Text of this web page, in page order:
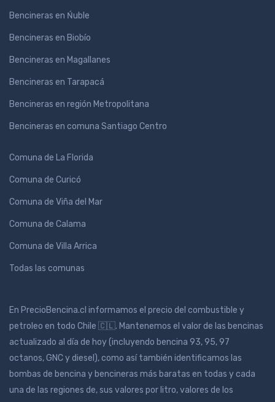
Bencineras en Ńuble
Bencineras en Biobío
Bencineras en Magallanes
Bencineras en Tarapacá
Bencineras en región Metropolitana
Bencineras en comuna Santiago Centro
Comuna de La Florida
Comuna de Curicó
Comuna de Viña del Mar
Comuna de Calama
Comuna de Villa Arrica
Todas las comunas
En PrecioBencina.cl informamos el precio del combustible y
petroleo en todo Chile 🇨🇱. Mantenemos el valor de las bencinas
actualizado al día de hoy (incluyendo bencina 93, 95, 97
octanos, GNC y diesel), como así también identificamos las
bombas de bencina y bencineras más baratas en todas y cada
una de las regiones de, sus valores por litro, valores de los